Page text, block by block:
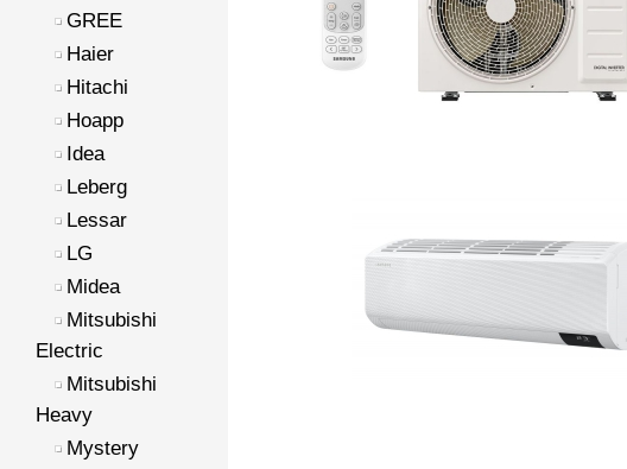
GREE
Haier
Hitachi
Hoapp
Idea
Leberg
Lessar
LG
Midea
Mitsubishi
Electric
Mitsubishi
Heavy
Mystery